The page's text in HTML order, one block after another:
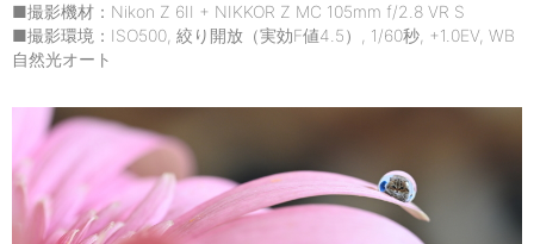
■撮影機材：Nikon Z 6II + NIKKOR Z MC 105mm f/2.8 VR S
■撮影環境：ISO500, 絞り開放（実効F値4.5）, 1/60秒, +1.0EV, WB
自然光オート